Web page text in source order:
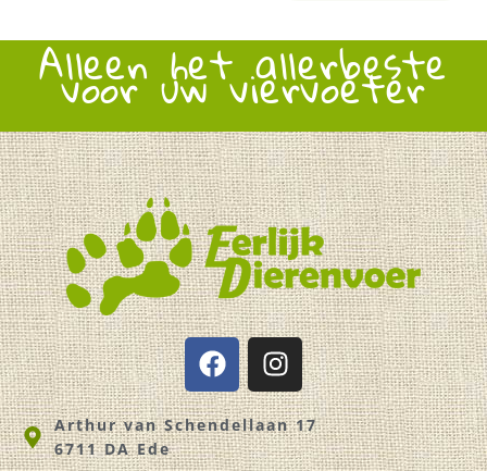
Alleen het allerbeste
voor uw viervoeter
F
a
c
e
b
I
n
s
t
a
Arthur van Schendellaan 17
6711 DA Ede